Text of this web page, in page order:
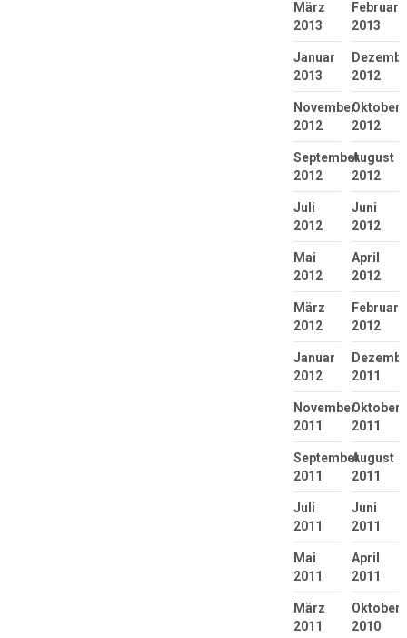
März
2013
Februar
2013
Januar
2013
2012
November
2012
Oktober
2012
September
2012
August
2012
Juli
2012
Juni
2012
Mai
2012
April
2012
März
2012
Februar
2012
Januar
2012
2011
November
2011
Oktober
2011
September
2011
August
2011
Juli
2011
Juni
2011
Mai
2011
April
2011
März
2011
Oktober
2010